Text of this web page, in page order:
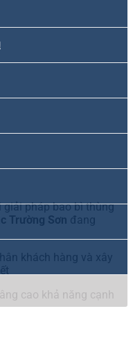
giải pháp bao bì thùng
Trường Sơn đang
khách hàng và xây
cao khả năng cạnh